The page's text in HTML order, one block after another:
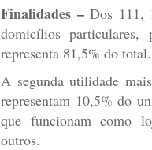
Finalidades –Dos 111,
domicílios particulares,
representa 81,5% do total.
A segunda utilidade
representam 10,5% do
que funcionam como
outros.